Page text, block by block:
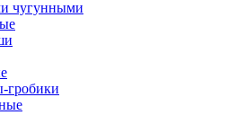
чугунными
гробики